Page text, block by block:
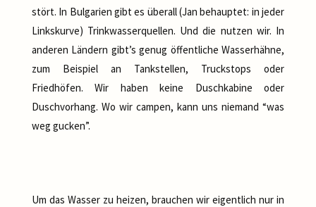
stört. In Bulgarien gibt es überall (Jan behauptet: in jeder
Linkskurve) Trinkwasserquellen. Und die nutzen wir. In
anderen Ländern gibt’s genug öffentliche Wasserhähne,
zum Beispiel an Tankstellen, Truckstops oder
Friedhöfen. Wir haben keine Duschkabine oder
Duschvorhang. Wo wir campen, kann uns niemand “was
weg gucken”.
Um das Wasser zu heizen, brauchen wir eigentlich nur in